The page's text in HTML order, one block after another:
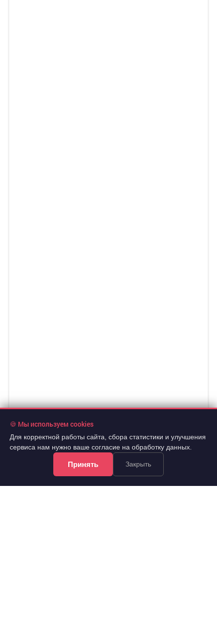
750 000 000 руб. 57 692 руб./м
🍪 Мы используем cookies
Для корректной работы сайта, сбора статистики и улучшения
сервиса нам нужно ваше согласие на обработку данных.
Принять Закрыть